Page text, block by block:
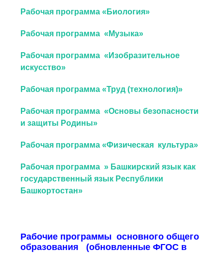
Рабочая программа «Биология»
Рабочая программа «Музыка»
Рабочая программа «Изобразительное
искусство»
Рабочая программа «Труд (технология)»
Рабочая программа «Основы безопасности
и защиты Родины»
Рабочая программа «Физическая культура»
Рабочая программа » Башкирский язык как
государственный язык Республики
Башкортостан»
Рабочие программыосновного общего
образования (обновленные ФГОС в